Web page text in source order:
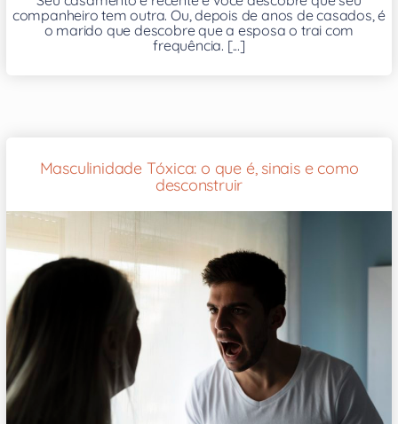
companheiro tem outra. Ou, depois de anos de casados, é
o marido que descobre que a esposa o trai com
frequência. [...]
Masculinidade Tóxica: o que é, sinais e como
desconstruir